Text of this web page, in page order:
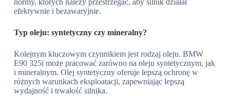
normy, których należy przestrzegać, aby silnik działał
efektywnie i bezawaryjnie.
Typ oleju: syntetyczny czy mineralny?
Kolejnym kluczowym czynnikiem jest rodzaj oleju. BMW
E90 325i może pracować zarówno na oleju syntetycznym, jak
i mineralnym. Olej syntetyczny oferuje lepszą ochronę w
różnych warunkach eksploatacji, zapewniając lepszą
wydajność i trwałość silnika.